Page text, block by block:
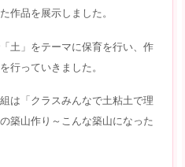
作品を展示しました。
土」をテーマに保育を行い、作
行っていきました。
は「クラスみんなで土粘土で理
築山作り～こんな築山になった